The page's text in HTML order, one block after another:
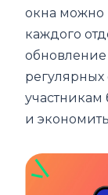
окна можно
каждого
и